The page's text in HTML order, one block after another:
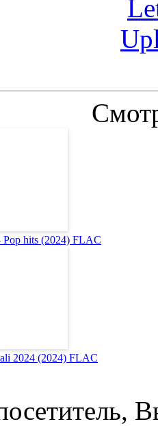
Pop hits (2024) FLAC
2024 (2024) FLAC